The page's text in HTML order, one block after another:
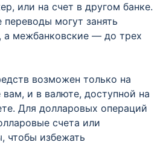
или на счет в другом банке.
переводы могут занять
а межбанковские — до трех
возможен только на
и в валюте, доступной на
Для долларовых операций
счета или
чтобы избежать